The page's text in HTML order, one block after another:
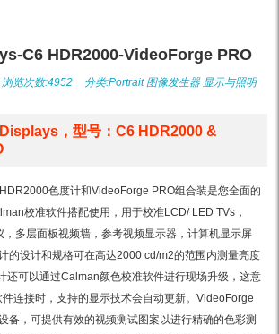
C6 HDR2000-VideoForge PRO
浏览次数:4952 分类:Portrait 图像发生器 显示与照明
，型号：C6 HDR2000 &
色度计和VideoForge PRO组合装是您全面的
校准软件搭配使用，用于校准LCD/ LED TVs，
，多层面板视频墙，参考视频显示器，计算机显示屏
的设计和规格可在高达2000 cd/m2的范围内测量亮度
还可以通过Calman颜色校准软件进行现场升级，这意
连接时，支持的显示技术会自动更新。VideoForge
备，可提供有效的视频测试图案以进行精确的色彩测